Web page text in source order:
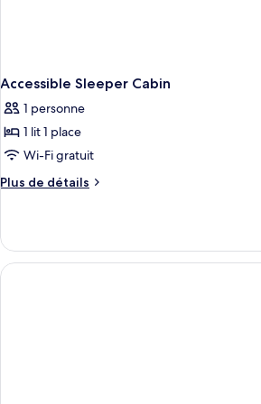
Accessible Sleeper Cabin
1 personne
1 lit 1 place
Wi-Fi gratuit
Plus de détails
Plus
le
type
de